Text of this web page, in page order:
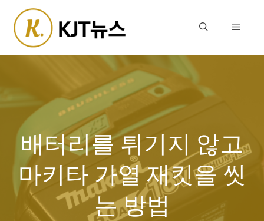
content
Menu
배터리를 튀기지 않고
마키타 가열 재킷을 씻
는 방법